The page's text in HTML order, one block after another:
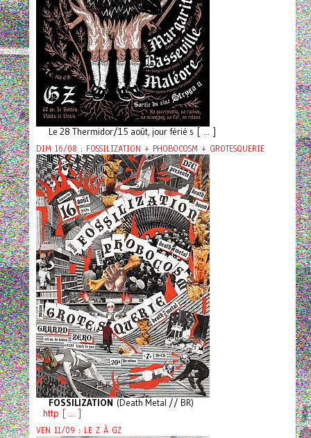
Le 28 Thermidor/15 août, jour férié s [ ... ]
DIM 16/08 : FOSSILIZATION + PHOBOCOSM + GROTESQUERIE
FOSSILIZATION (Death Metal // BR)
http [ ... ]
VEN 11/09 : LE Z À GZ